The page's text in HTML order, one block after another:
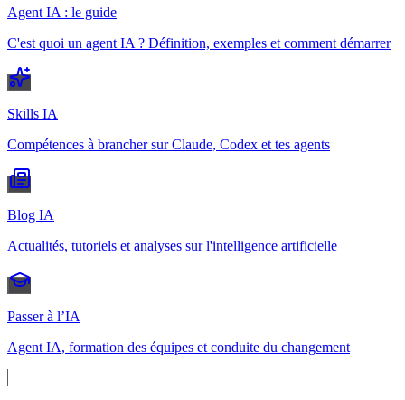
Agent IA : le guide
C'est quoi un agent IA ? Définition, exemples et comment démarrer
Skills IA
Compétences à brancher sur Claude, Codex et tes agents
Blog IA
Actualités, tutoriels et analyses sur l'intelligence artificielle
Passer à l’IA
Agent IA, formation des équipes et conduite du changement